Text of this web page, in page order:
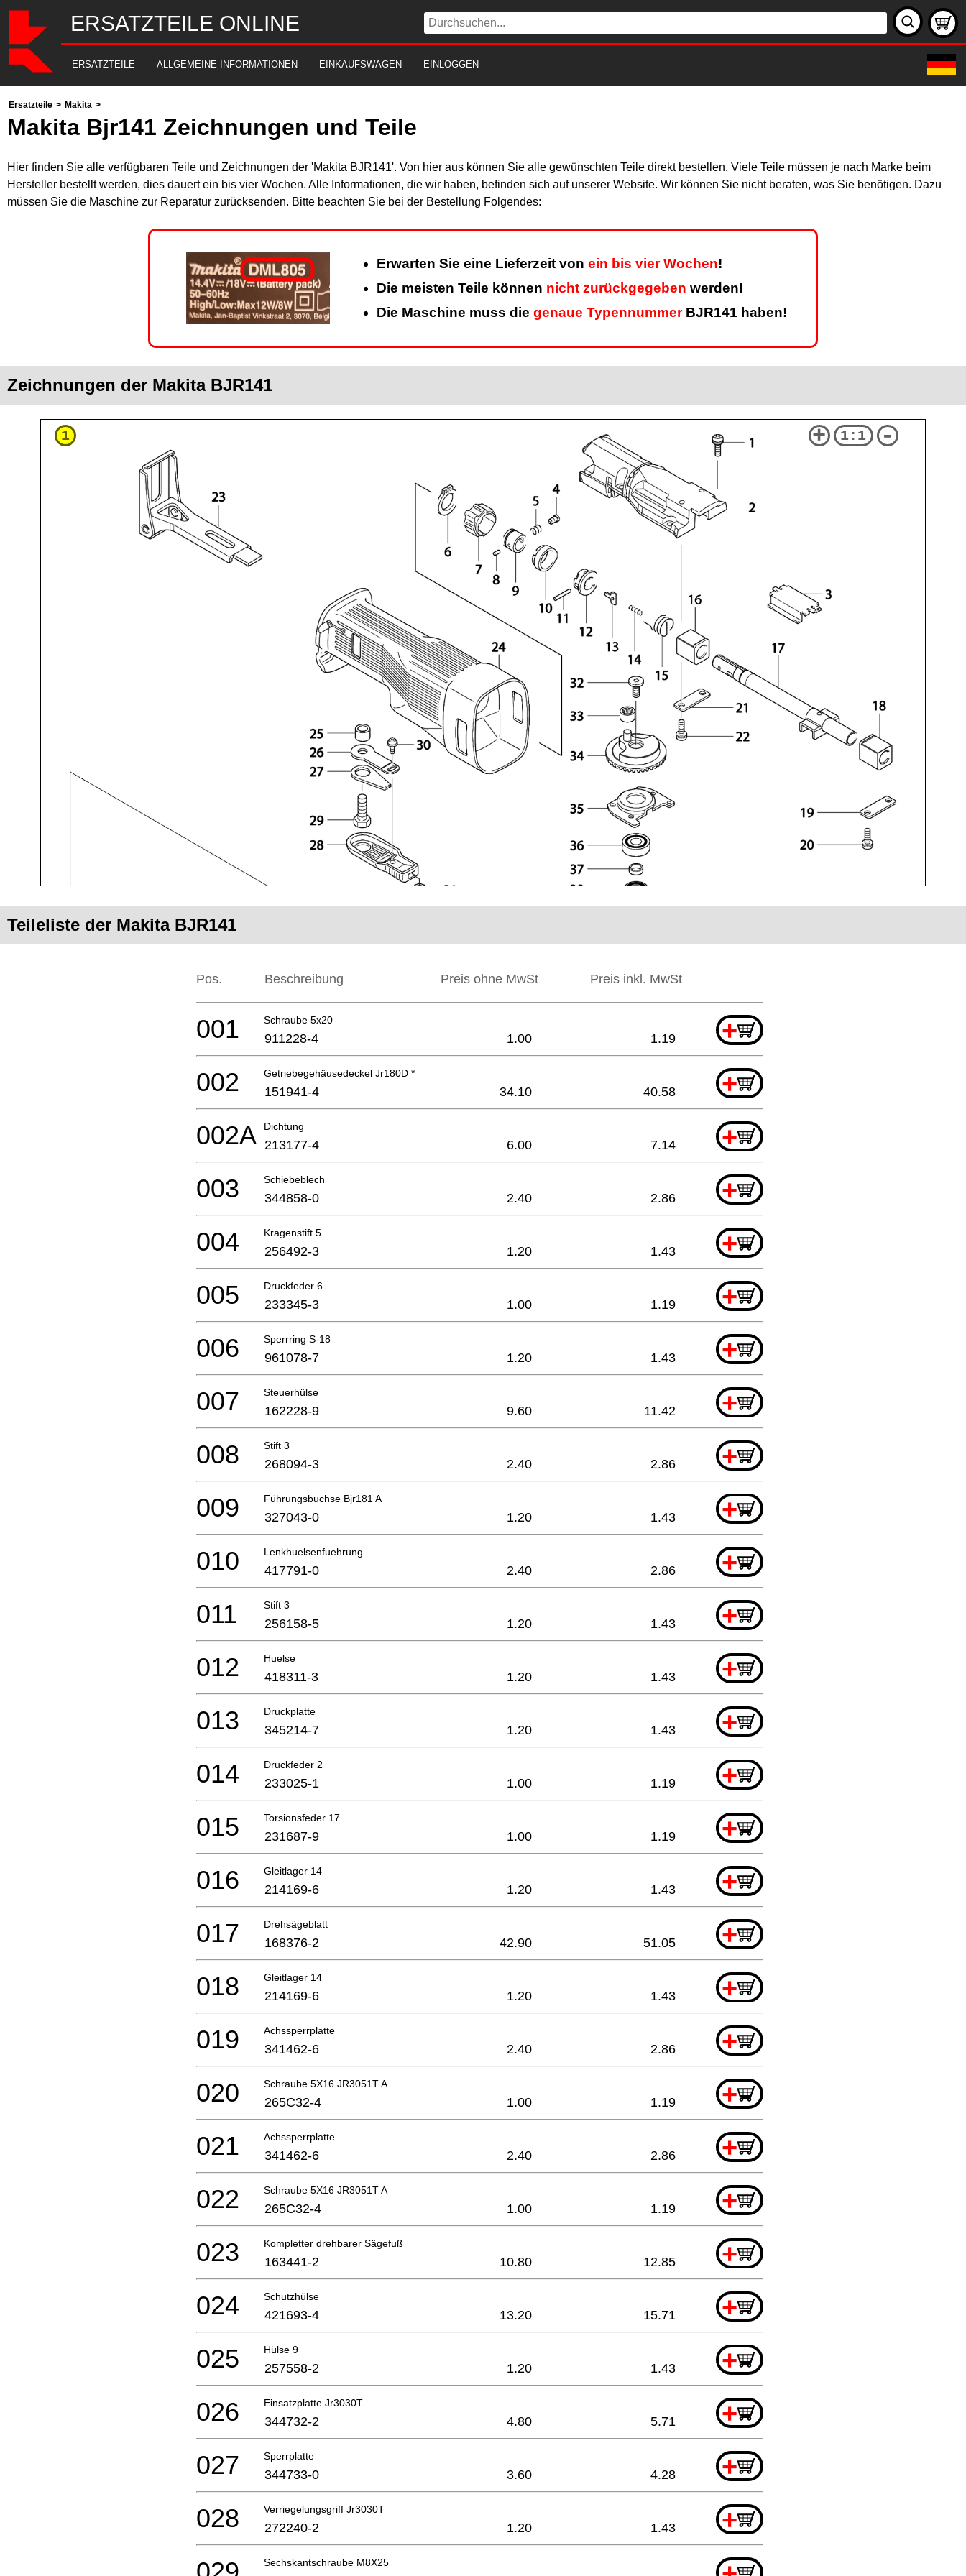
ERSATZTEILE ONLINE
ERSATZTEILE ALLGEMEINE INFORMATIONEN EINKAUFSWAGEN EINLOGGEN
Ersatzteile > Makita >
Makita Bjr141 Zeichnungen und Teile
Hier finden Sie alle verfügbaren Teile und Zeichnungen der 'Makita BJR141'. Von hier aus können Sie alle gewünschten Teile direkt bestellen. Viele Teile müssen je nach Marke beim
Hersteller bestellt werden, dies dauert ein bis vier Wochen. Alle Informationen, die wir haben, befinden sich auf unserer Website. Wir können Sie nicht beraten, was Sie benötigen. Dazu
müssen Sie die Maschine zur Reparatur zurücksenden. Bitte beachten Sie bei der Bestellung Folgendes:
Erwarten Sie eine Lieferzeit von ein bis vier Wochen!
Die meisten Teile können nicht zurückgegeben werden!
Die Maschine muss die genaue TypennummerBJR141 haben!
Zeichnungen der Makita BJR141
1 + 1:1 -
Teileliste der Makita BJR141
Pos. Beschreibung Preis ohne MwSt Preis inkl. MwSt
Schraube 5x20 +
001 911228-4 1.00 1.19
Getriebegehäusedeckel Jr180D * +
002 151941-4 34.10 40.58
Dichtung +
002A 213177-4 6.00 7.14
Schiebeblech +
003 344858-0 2.40 2.86
Kragenstift 5 +
004 256492-3 1.20 1.43
Druckfeder 6 +
005 233345-3 1.00 1.19
Sperrring S-18 +
006 961078-7 1.20 1.43
Steuerhülse +
007 162228-9 9.60 11.42
Stift 3 +
008 268094-3 2.40 2.86
Führungsbuchse Bjr181 A +
009 327043-0 1.20 1.43
Lenkhuelsenfuehrung +
010 417791-0 2.40 2.86
Stift 3 +
011 256158-5 1.20 1.43
Huelse +
012 418311-3 1.20 1.43
Druckplatte +
013 345214-7 1.20 1.43
Druckfeder 2 +
014 233025-1 1.00 1.19
Torsionsfeder 17 +
015 231687-9 1.00 1.19
Gleitlager 14 +
016 214169-6 1.20 1.43
Drehsägeblatt +
017 168376-2 42.90 51.05
Gleitlager 14 +
018 214169-6 1.20 1.43
Achssperrplatte +
019 341462-6 2.40 2.86
Schraube 5X16 JR3051T A +
020 265C32-4 1.00 1.19
Achssperrplatte +
021 341462-6 2.40 2.86
Schraube 5X16 JR3051T A +
022 265C32-4 1.00 1.19
Kompletter drehbarer Sägefuß +
023 163441-2 10.80 12.85
Schutzhülse +
024 421693-4 13.20 15.71
Hülse 9 +
025 257558-2 1.20 1.43
Einsatzplatte Jr3030T +
026 344732-2 4.80 5.71
Sperrplatte +
027 344733-0 3.60 4.28
Verriegelungsgriff Jr3030T +
028 272240-2 1.20 1.43
Sechskantschraube M8X25